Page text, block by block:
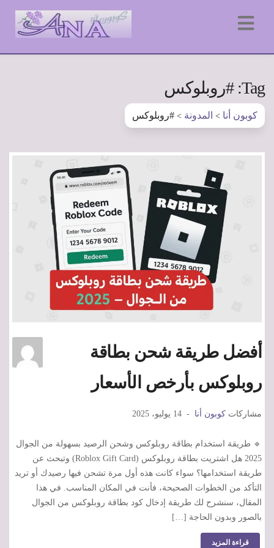
Tag: #روبلوكس
كوبون أنا > المدونة > #روبلوكس
أفضل طريقة شحن بطاقة
روبلوكس بأرخص الأسعار
مشاركات كوبون أنا 14 يوليو، 2025
🔹 طريقة استخدام بطاقة روبلوكس وشحن الرصيد بسهولة من الجوال
2025 هل اشتريت بطاقة روبلوكس (Roblox Gift Card) وتبحث عن
طريقة استخدامها؟ سواء كانت هذه أول مرة تشحن فيها رصيدك أو تريد
التأكد من الخطوات الصحيحة، فأنت في المكان المناسب. في هذا
المقال، سنشرح لك طريقة إدخال كود بطاقة روبلوكس من الجوال
بالصور وبدون الحاجة […]
قراءة المزيد